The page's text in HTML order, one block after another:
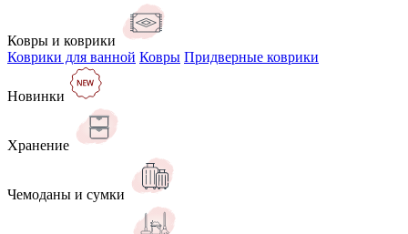
Ковры и коврики
Коврики для ванной Ковры Придверные коврики
Новинки
Хранение
Чемоданы и сумки